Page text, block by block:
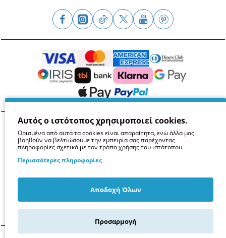
ΌροιΑπόρρητοΑσφάλειαGDPR Cookies
© 2014 -2026Kollises.gr -
Αυτός ο ιστότοπος χρησιμοποιεί cookies.
Ορισμένα από αυτά τα cookies είναι απαραίτητα, ενώ άλλα μας
βοηθούν να βελτιώσουμε την εμπειρία σας παρέχοντας
πληροφορίες σχετικά με τον τρόπο χρήσης του ιστότοπου.
Περισσότερες πληροφορίες
Αποδοχή Όλων
Προσαρμογή